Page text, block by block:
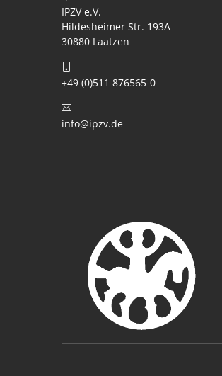
IPZV e.V.
Hildesheimer Str. 193A
30880 Laatzen
+49 (0)511 876565-0
info@ipzv.de